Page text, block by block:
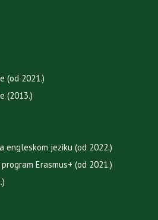
(od 2021.)
(2013.)
engleskom jeziku (od 2022.)
Erasmus+ (od 2021.)